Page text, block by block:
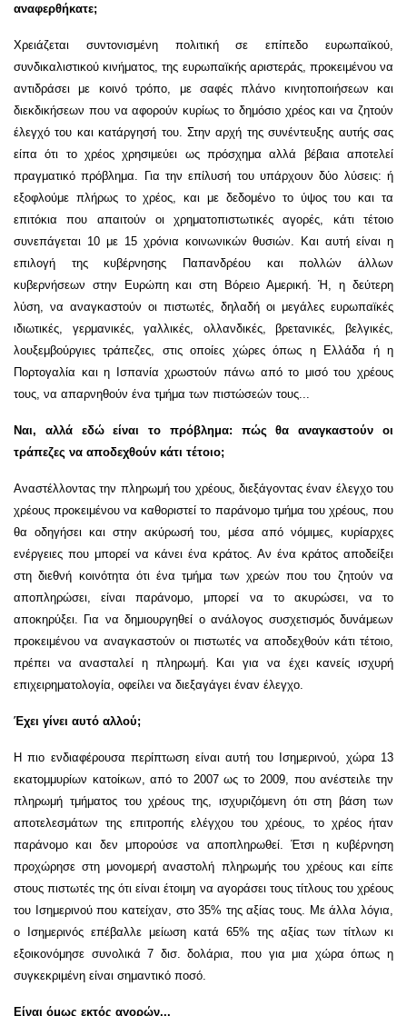
αναφερθήκατε;
Χρειάζεται συντονισμένη πολιτική σε επίπεδο ευρωπαϊκού,
συνδικαλιστικού κινήματος, της ευρωπαϊκής αριστεράς, προκειμένου να
αντιδράσει με κοινό τρόπο, με σαφές πλάνο κινητοποιήσεων και
διεκδικήσεων που να αφορούν κυρίως το δημόσιο χρέος και να ζητούν
έλεγχό του και κατάργησή του. Στην αρχή της συνέντευξης αυτής σας
είπα ότι το χρέος χρησιμεύει ως πρόσχημα αλλά βέβαια αποτελεί
πραγματικό πρόβλημα. Για την επίλυσή του υπάρχουν δύο λύσεις: ή
εξοφλούμε πλήρως το χρέος, και με δεδομένο το ύψος του και τα
επιτόκια που απαιτούν οι χρηματοπιστωτικές αγορές, κάτι τέτοιο
συνεπάγεται 10 με 15 χρόνια κοινωνικών θυσιών. Και αυτή είναι η
επιλογή της κυβέρνησης Παπανδρέου και πολλών άλλων
κυβερνήσεων στην Ευρώπη και στη Βόρειο Αμερική. Ή, η δεύτερη
λύση, να αναγκαστούν οι πιστωτές, δηλαδή οι μεγάλες ευρωπαϊκές
ιδιωτικές, γερμανικές, γαλλικές, ολλανδικές, βρετανικές, βελγικές,
λουξεμβούργιες τράπεζες, στις οποίες χώρες όπως η Ελλάδα ή η
Πορτογαλία και η Ισπανία χρωστούν πάνω από το μισό του χρέους
τους, να απαρνηθούν ένα τμήμα των πιστώσεών τους...
Ναι, αλλά εδώ είναι το πρόβλημα: πώς θα αναγκαστούν οι
τράπεζες να αποδεχθούν κάτι τέτοιο;
Αναστέλλοντας την πληρωμή του χρέους, διεξάγοντας έναν έλεγχο του
χρέους προκειμένου να καθοριστεί το παράνομο τμήμα του χρέους, που
θα οδηγήσει και στην ακύρωσή του, μέσα από νόμιμες, κυρίαρχες
ενέργειες που μπορεί να κάνει ένα κράτος. Αν ένα κράτος αποδείξει
στη διεθνή κοινότητα ότι ένα τμήμα των χρεών που του ζητούν να
αποπληρώσει, είναι παράνομο, μπορεί να το ακυρώσει, να το
αποκηρύξει. Για να δημιουργηθεί ο ανάλογος συσχετισμός δυνάμεων
προκειμένου να αναγκαστούν οι πιστωτές να αποδεχθούν κάτι τέτοιο,
πρέπει να ανασταλεί η πληρωμή. Και για να έχει κανείς ισχυρή
επιχειρηματολογία, οφείλει να διεξαγάγει έναν έλεγχο.
Έχει γίνει αυτό αλλού;
Η πιο ενδιαφέρουσα περίπτωση είναι αυτή του Ισημερινού, χώρα 13
εκατομμυρίων κατοίκων, από το 2007 ως το 2009, που ανέστειλε την
πληρωμή τμήματος του χρέους της, ισχυριζόμενη ότι στη βάση των
αποτελεσμάτων της επιτροπής ελέγχου του χρέους, το χρέος ήταν
παράνομο και δεν μπορούσε να αποπληρωθεί. Έτσι η κυβέρνηση
προχώρησε στη μονομερή αναστολή πληρωμής του χρέους και είπε
στους πιστωτές της ότι είναι έτοιμη να αγοράσει τους τίτλους του χρέους
του Ισημερινού που κατείχαν, στο 35% της αξίας τους. Με άλλα λόγια,
ο Ισημερινός επέβαλλε μείωση κατά 65% της αξίας των τίτλων κι
εξοικονόμησε συνολικά 7 δισ. δολάρια, που για μια χώρα όπως η
συγκεκριμένη είναι σημαντικό ποσό.
Είναι όμως εκτός αγορών...